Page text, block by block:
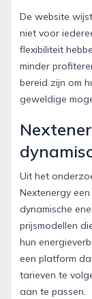
De website
niet voor
flexibiliteit
minder
bereid zijn om
geweldige
Uit het
Nextenergy
dynamische
prijsmodellen
hun
een platform
tarieven te
aan te passen.